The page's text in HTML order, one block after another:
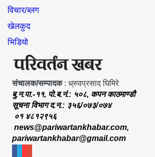
विचार/ब्लग
खेलकुद
भिडियो
संचालक/सम्पादक: ध्रुवप्रसाद घिमिरे
बु.न.पा.-११, पो.ब.नं.: ५०८, कपन काठमाण्डौ
सूचना विभाग द.न.: ३५६/०७३/०७४
०१ ४८१२९५६
news@pariwartankhabar.com,
pariwartankhabar@gmail.com